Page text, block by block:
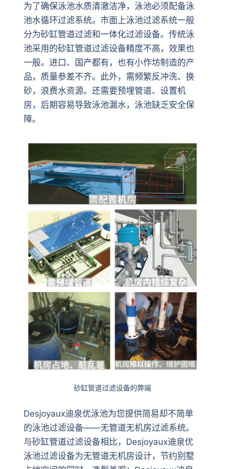
为了确保泳池水质清澈洁净，泳池必须配备泳
池水循环过滤系统。市面上泳池过滤系统一般
分为砂缸管道过滤和一体化过滤设备。传统泳
池采用的砂缸管道过滤设备精度不高，效果也
一般。进口、国产都有，也有小作坊制造的产
品，质量参差不齐。此外，需频繁反冲洗、换
砂，浪费水资源。还需要预埋管道、设置机
房，后期容易导致泳池漏水，泳池缺乏安全保
障。
砂缸管道过滤设备的弊端
Desjoyaux迪泉优泳池为您提供简易却不简单
的泳池过滤设备——无管道无机房过滤系统。
与砂缸管道过滤设备相比，Desjoyaux迪泉优
泳池过滤设备为无管道无机房设计，节约别墅